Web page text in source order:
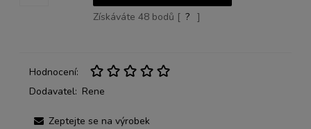
Získáváte 48bodů [ ? ]
Hodnocení:
Dodavatel: Rene
Zeptejte se na výrobek